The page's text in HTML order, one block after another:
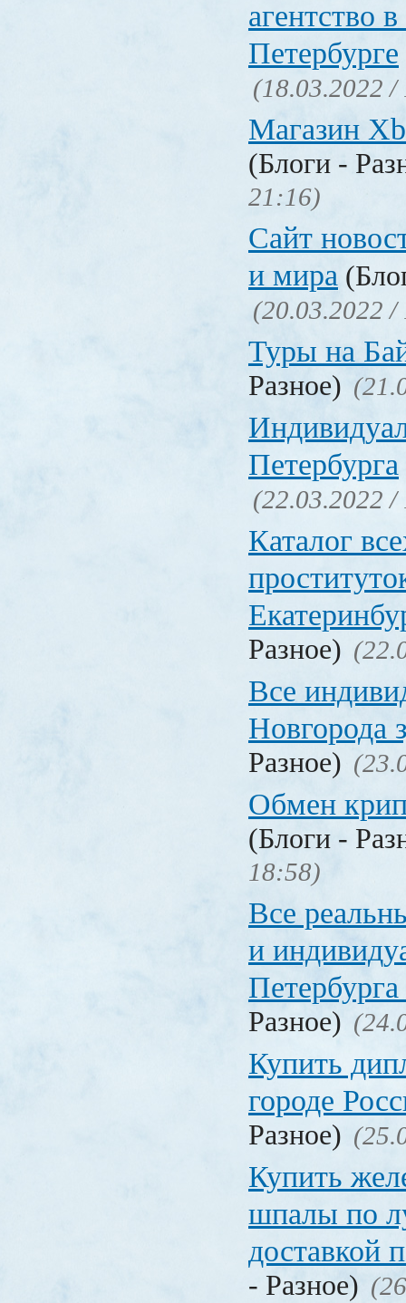
агентство
Петербурге
(18.03.2022 /
Магазин
(Блоги -
21:16)
Сайт
и мира
(20.03.2022 /
Туры на
Разное)
Петербурга
(22.03.2022 /
Каталог
Разное)
Все
Новгорода
Разное)
Обмен
(Блоги -
18:58)
Все
и
Петербурга
Разное)
Купить
городе
Разное)
Купить
шпалы по
доставкой
- Разное)